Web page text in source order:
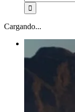
Cargando...